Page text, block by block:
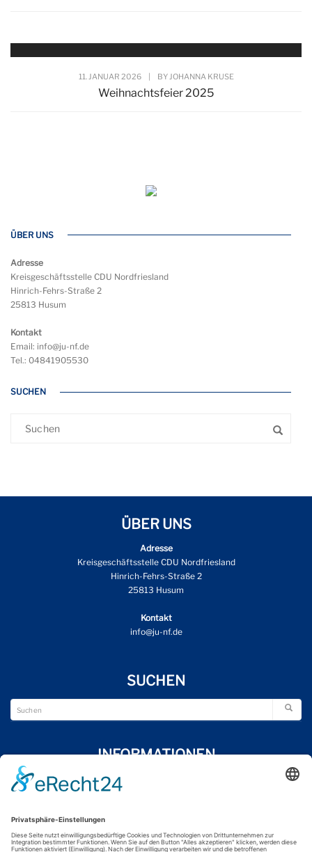
11. JANUAR 2026 | BY JOHANNA KRUSE
Weihnachtsfeier 2025
ÜBER UNS
Adresse
Kreisgeschäftsstelle CDU Nordfriesland
Hinrich-Fehrs-Straße 2
25813 Husum
Kontakt
Email: info@ju-nf.de
Tel.: 04841905530
SUCHEN
ÜBER UNS
Adresse
Kreisgeschäftsstelle CDU Nordfriesland
Hinrich-Fehrs-Straße 2
25813 Husum
Kontakt
info@ju-nf.de
SUCHEN
INFORMATIONEN